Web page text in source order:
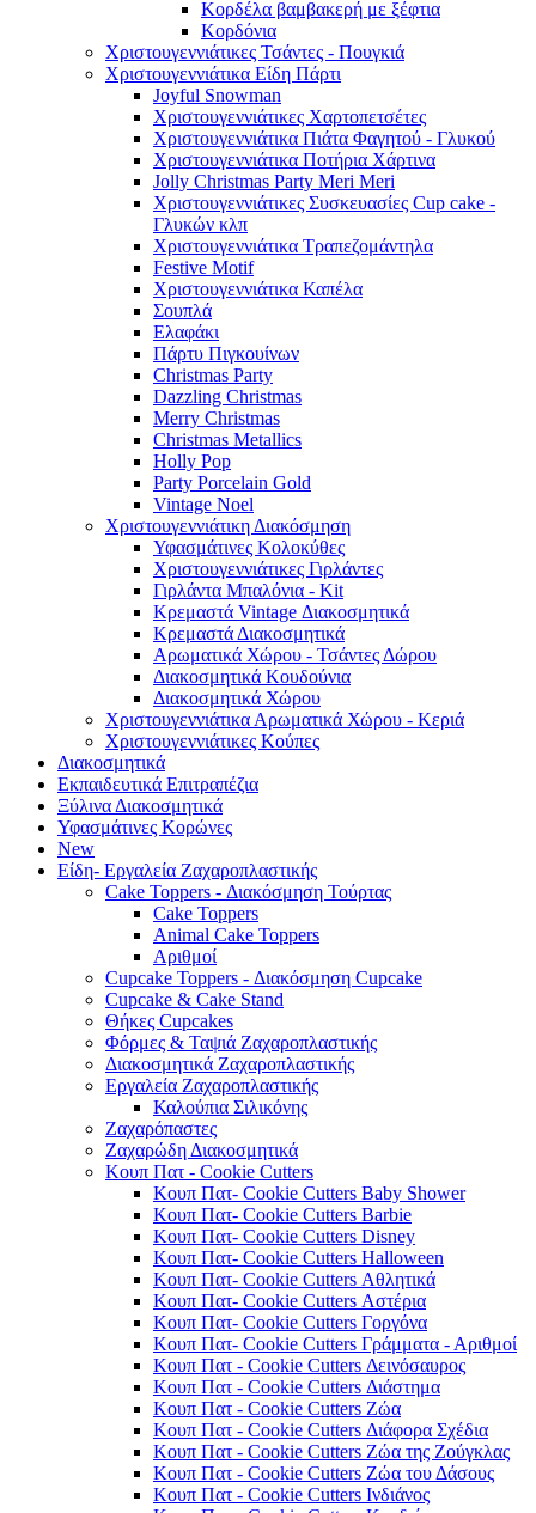
Κορδέλα βαμβακερή με ξέφτια
Κορδόνια
Χριστουγεννιάτικες Τσάντες - Πουγκιά
Χριστουγεννιάτικα Είδη Πάρτι
Joyful Snowman
Χριστουγεννιάτικες Χαρτοπετσέτες
Χριστουγεννιάτικα Πιάτα Φαγητού - Γλυκού
Χριστουγεννιάτικα Ποτήρια Χάρτινα
Jolly Christmas Party Meri Meri
Χριστουγεννιάτικες Συσκευασίες Cup cake -
Γλυκών κλπ
Χριστουγεννιάτικα Τραπεζομάντηλα
Festive Motif
Χριστουγεννιάτικα Καπέλα
Σουπλά
Ελαφάκι
Πάρτυ Πιγκουίνων
Christmas Party
Dazzling Christmas
Merry Christmas
Christmas Metallics
Holly Pop
Party Porcelain Gold
Vintage Noel
Χριστουγεννιάτικη Διακόσμηση
Υφασμάτινες Κολοκύθες
Χριστουγεννιάτικες Γιρλάντες
Γιρλάντα Μπαλόνια - Kit
Κρεμαστά Vintage Διακοσμητικά
Κρεμαστά Διακοσμητικά
Αρωματικά Χώρου - Τσάντες Δώρου
Διακοσμητικά Κουδούνια
Διακοσμητικά Χώρου
Χριστουγεννιάτικα Αρωματικά Χώρου - Κεριά
Χριστουγεννιάτικες Κούπες
Διακοσμητικά
Εκπαιδευτικά Επιτραπέζια
Ξύλινα Διακοσμητικά
Υφασμάτινες Κορώνες
New
Είδη- Εργαλεία Ζαχαροπλαστικής
Cake Toppers - Διακόσμηση Τούρτας
Cake Toppers
Animal Cake Toppers
Αριθμοί
Cupcake Toppers - Διακόσμηση Cupcake
Cupcake & Cake Stand
Θήκες Cupcakes
Φόρμες & Ταψιά Ζαχαροπλαστικής
Διακοσμητικά Ζαχαροπλαστικής
Εργαλεία Ζαχαροπλαστικής
Καλούπια Σιλικόνης
Ζαχαρόπαστες
Ζαχαρώδη Διακοσμητικά
Κουπ Πατ - Cookie Cutters
Κουπ Πατ- Cookie Cutters Baby Shower
Κουπ Πατ- Cookie Cutters Barbie
Κουπ Πατ- Cookie Cutters Disney
Κουπ Πατ- Cookie Cutters Halloween
Κουπ Πατ- Cookie Cutters Αθλητικά
Κουπ Πατ- Cookie Cutters Αστέρια
Κουπ Πατ- Cookie Cutters Γοργόνα
Κουπ Πατ- Cookie Cutters Γράμματα - Αριθμοί
Κουπ Πατ - Cookie Cutters Δεινόσαυρος
Κουπ Πατ - Cookie Cutters Διάστημα
Κουπ Πατ - Cookie Cutters Ζώα
Κουπ Πατ - Cookie Cutters Διάφορα Σχέδια
Κουπ Πατ - Cookie Cutters Ζώα της Ζούγκλας
Κουπ Πατ - Cookie Cutters Ζώα του Δάσους
Κουπ Πατ - Cookie Cutters Ινδιάνος